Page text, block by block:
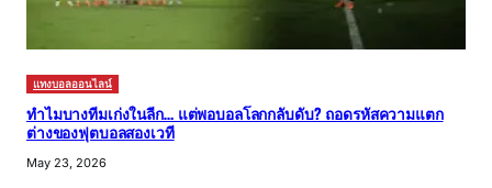
แทงบอลออนไลน์
ทำไมบางทีมเก่งในลีก… แต่พอบอลโลกกลับดับ? ถอดรหัสความแตก
ต่างของฟุตบอลสองเวที
May 23, 2026